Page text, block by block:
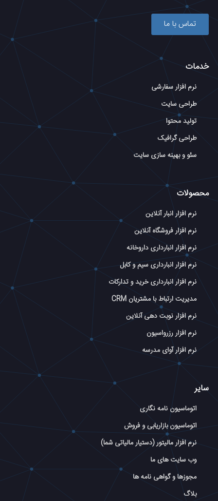
تماس با ما
خدمات
نرم افزار سفارشی
طراحی سایت
تولید محتوا
طراحی گرافیک
سئو و بهینه سازی سایت
محصولات
نرم افزار انبار آنلاین
نرم افزار فروشگاه آنلاین
نرم افزار انبارداری داروخانه
نرم افزار انبارداری سیم و کابل
نرم افزار انبارداری خرید و تدارکات
مدیریت ارتباط با مشتریان CRM
نرم افزار نوبت دهی آنلاین
نرم افزار رزرواسیون
نرم افزار آوای مدرسه
سایر
اتوماسیون نامه نگاری
اتوماسیون بازاریابی و فروش
نرم افزار مالیتور (دستیار مالیاتی شما)
وب سایت های ما
مجوزها و گواهی نامه ها
بلاگ